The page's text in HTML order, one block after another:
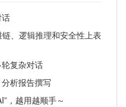
、逻辑推理和安全性上表
复杂对话
析报告撰写
，越用越顺手～